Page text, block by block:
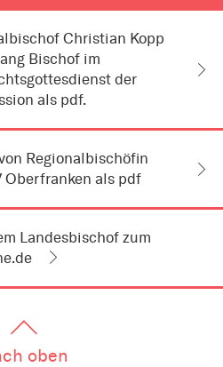
Christian Kopp
Bischof im
der
als pdf.
Regionalbischöfin
Oberfranken als pdf
Landesbischof zum
oben